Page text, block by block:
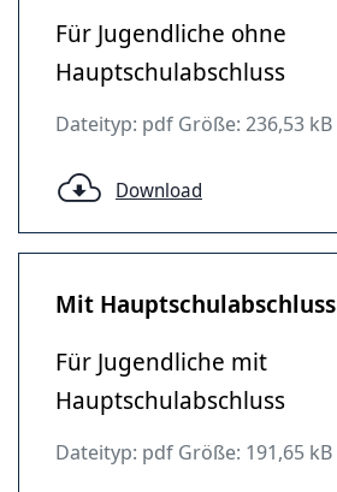
Für Jugendliche ohne
Hauptschulabschluss
Dateityp: pdf Größe: 236,53 kB
Download
Mit Hauptschulabschluss
Für Jugendliche mit
Hauptschulabschluss
Dateityp: pdf Größe: 191,65 kB